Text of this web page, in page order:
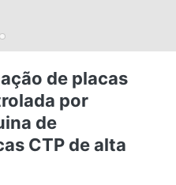
de placas
por
de
CTP de alta